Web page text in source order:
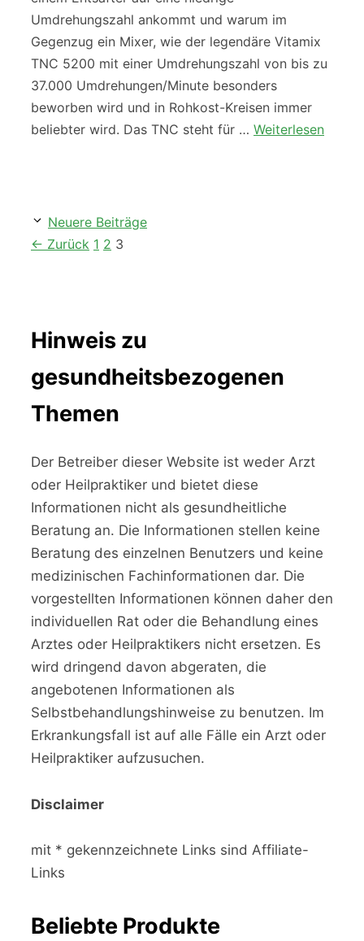
Umdrehungszahl ankommt und warum im
Gegenzug ein Mixer, wie der legendäre Vitamix
TNC 5200 mit einer Umdrehungszahl von bis zu
37.000 Umdrehungen/Minute besonders
beworben wird und in Rohkost-Kreisen immer
beliebter wird. Das TNC steht für … Weiterlesen
Neuere Beiträge
← Zurück Seite
1 Seite
2 Seite
3
Hinweis zu
gesundheitsbezogenen
Themen
Der Betreiber dieser Website ist weder Arzt
oder Heilpraktiker und bietet diese
Informationen nicht als gesundheitliche
Beratung an. Die Informationen stellen keine
Beratung des einzelnen Benutzers und keine
medizinischen Fachinformationen dar. Die
vorgestellten Informationen können daher den
individuellen Rat oder die Behandlung eines
Arztes oder Heilpraktikers nicht ersetzen. Es
wird dringend davon abgeraten, die
angebotenen Informationen als
Selbstbehandlungshinweise zu benutzen. Im
Erkrankungsfall ist auf alle Fälle ein Arzt oder
Heilpraktiker aufzusuchen.
Disclaimer
mit * gekennzeichnete Links sind Affiliate-
Links
Beliebte Produkte